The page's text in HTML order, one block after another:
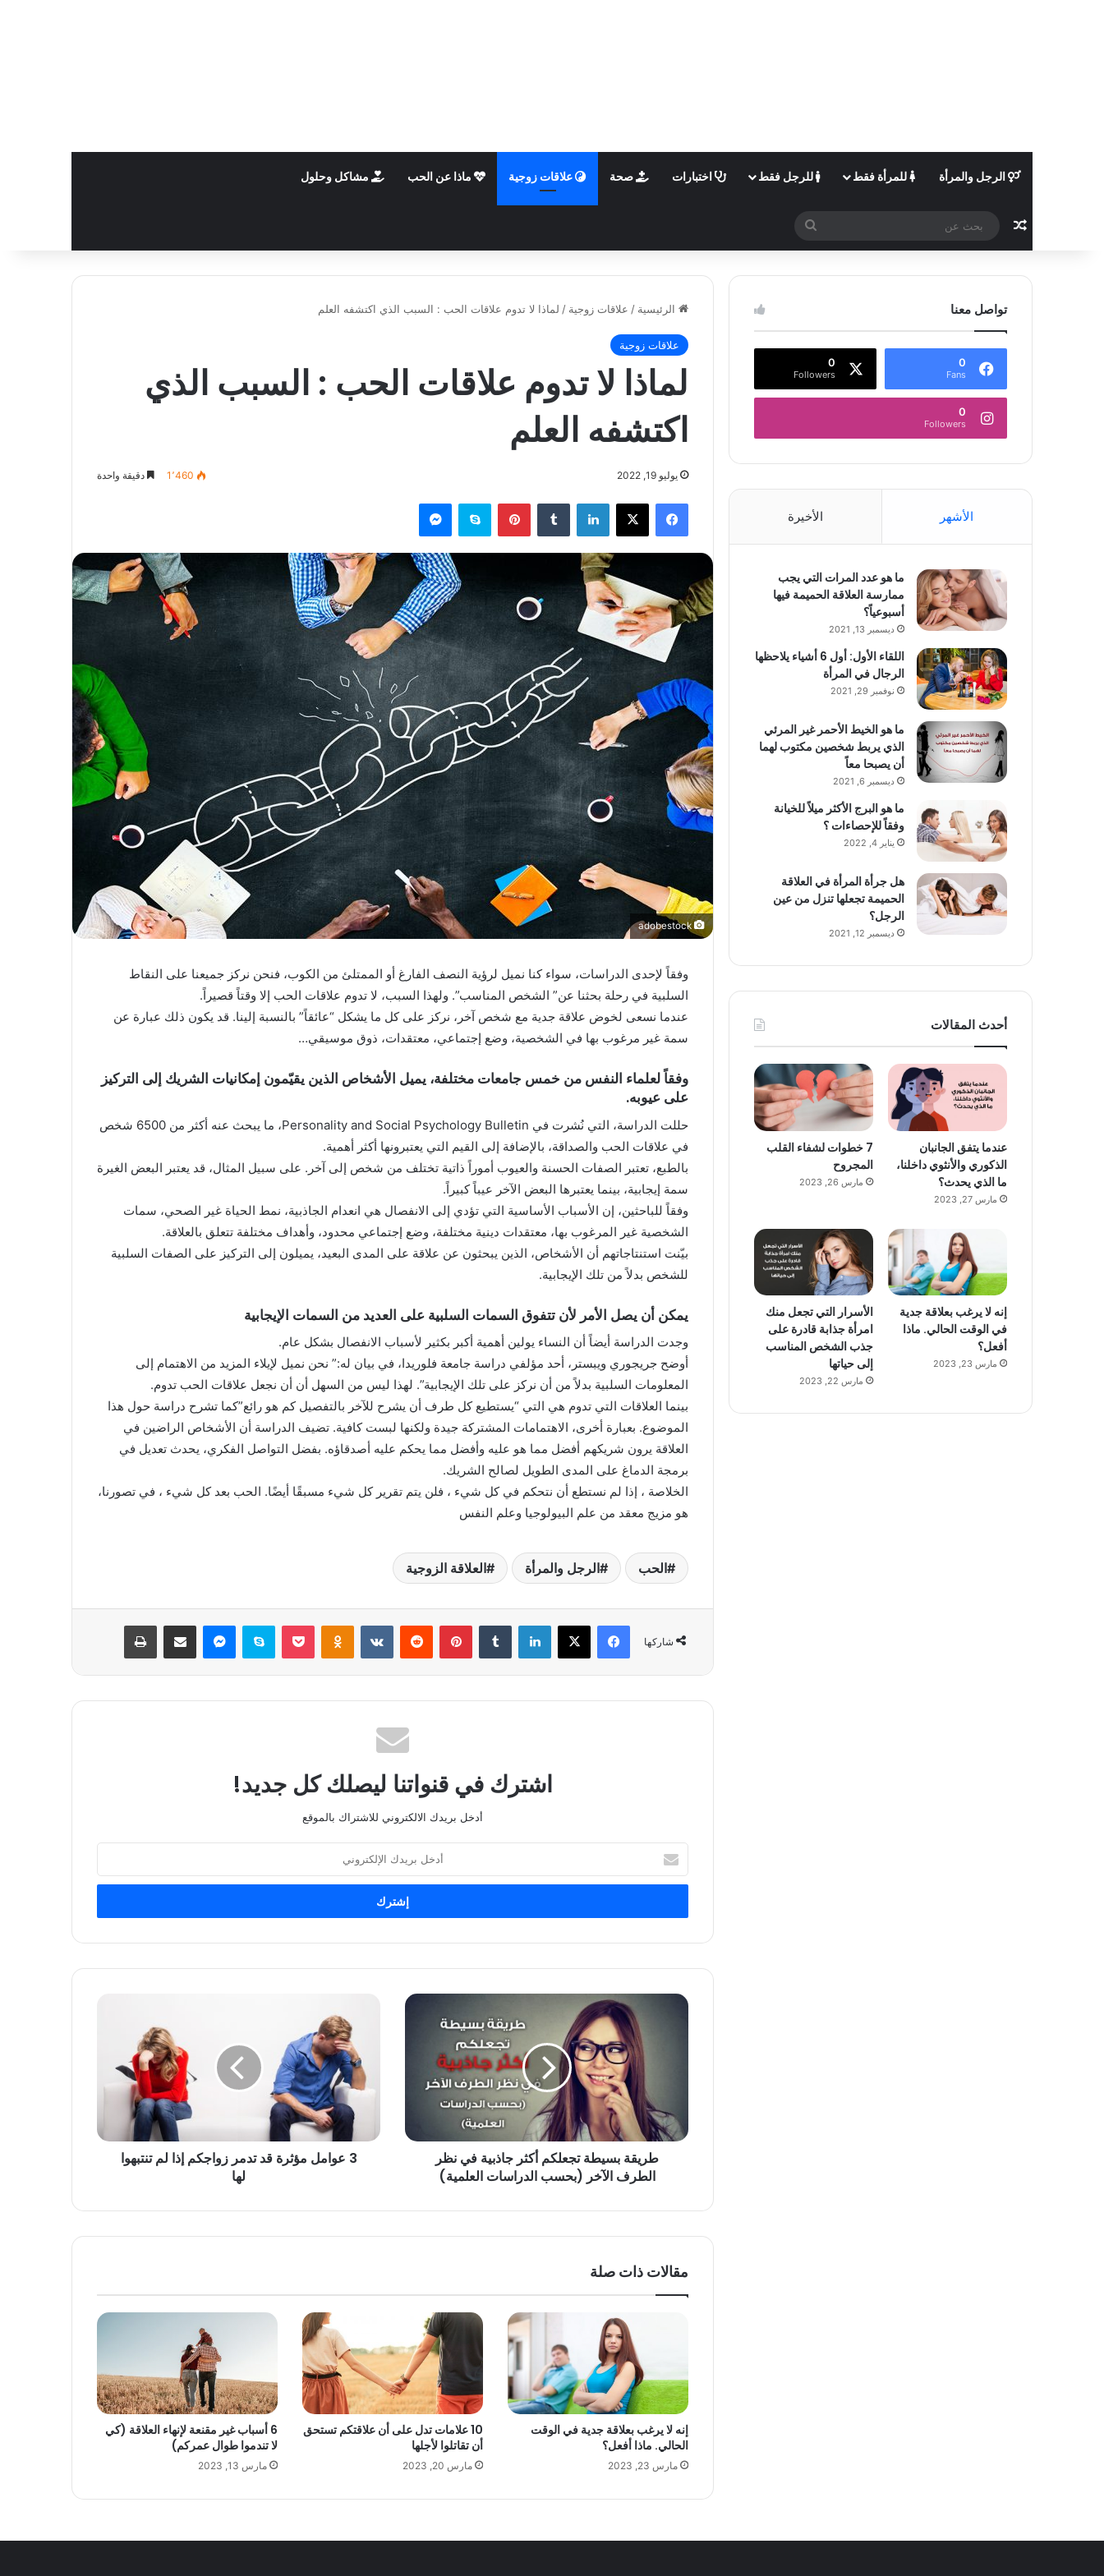
الرجل والمرأة للمرأة فقط للرجل فقط اختبارات صحة علاقات زوجية ماذا عن الحب مشاكل وحلول
مقال عشوائي
بحث
عن
الرئيسية / علاقات زوجية / لماذا لا تدوم علاقات الحب : السبب الذي اكتشفه العلم
علاقات زوجية
لماذا لا تدوم علاقات الحب : السبب الذي
اكتشفه العلم
يوليو 19, 2022 1٬460 دقيقة واحدة
فيسبوك X لينكدإن بينتيريستسكايب ماسنجر
وفقاً لإحدى الدراسات، سواء كنا نميل لرؤية النصف الفارغ أو الممتلئ من الكوب، فنحن نركز جميعنا على النقاط
السلبية في رحلة بحثنا عن” الشخص المناسب”. ولهذا السبب، لا تدوم علاقات الحب إلا وقتاً قصيراً.
عندما نسعى لخوض علاقة جدية مع شخص آخر، نركز على كل ما يشكل “عائقاً” بالنسبة إلينا. قد يكون ذلك عبارة عن
سمة غير مرغوب بها في الشخصية، وضع إجتماعي، معتقدات، ذوق موسيقي…
وفقاً لعلماء النفس من خمس جامعات مختلفة، يميل الأشخاص الذين يقيّمون إمكانيات الشريك إلى التركيز
على عيوبه.
حللت الدراسة، التي نُشرت في Personality and Social Psychology Bulletin، ما يبحث عنه أكثر من 6500 شخص
في علاقات الحب والصداقة، بالإضافة إلى القيم التي يعتبرونها أكثر أهمية.
بالطبع، تعتبر الصفات الحسنة والعيوب أموراً ذاتية تختلف من شخص إلى آخر. على سبيل المثال، قد يعتبر البعض الغيرة
سمة إيجابية، بينما يعتبرها البعض الآخر عيباً كبيراً.
وفقاً للباحثين، إن الأسباب الأساسية التي تؤدي إلى الانفصال هي انعدام الجاذبية، نمط الحياة غير الصحي، سمات
الشخصية غير المرغوب بها، معتقدات دينية مختلفة، وضع إجتماعي محدود، وأهداف مختلفة تتعلق بالعلاقة.
بيّنت استنتاجاتهم أن الأشخاص، الذين يبحثون عن علاقة على المدى البعيد، يميلون إلى التركيز على الصفات السلبية
للشخص بدلاً من تلك الإيجابية.
يمكن أن يصل الأمر لأن تتفوق السمات السلبية على العديد من السمات الإيجابية
وجدت الدراسة أيضاً أن النساء يولين أهمية أكبر بكثير لأسباب الانفصال بشكل عام.
أوضح جريجوري ويبستر، أحد مؤلفي دراسة جامعة فلوريدا، في بيان له:” نحن نميل لإيلاء المزيد من الاهتمام إلى
المعلومات السلبية بدلاً من أن نركز على تلك الإيجابية”. لهذا ليس من السهل أن أن نجعل علاقات الحب تدوم.
بينما العلاقات التي تدوم هي التي “يستطيع كل طرف أن يشرح للآخر بالتفصيل كم هو رائع”كما تشرح دراسة حول هذا
الموضوع. بعبارة أخرى، الاهتمامات المشتركة جيدة ولكنها لبست كافية. تضيف الدراسة أن الأشخاص الراضين في
العلاقة يرون شريكهم أفضل مما هو عليه وأفضل مما يحكم عليه أصدقاؤه. بفضل التواصل الفكري، يحدث تعديل في
برمجة الدماغ على المدى الطويل لصالح الشريك.
الخلاصة ، إذا لم نستطع أن نتحكم في كل شيء ، فلن يتم تقرير كل شيء مسبقًا أيضًا. الحب بعد كل شيء ، في تصورنا،
هو مزيج معقد من علم البيولوجيا وعلم النفس
الحب الرجل والمرأة العلاقة الزوجية
شاركها
فيسبوك X لينكدإن بينتيريست Odnoklassniki
بوكيت سكايب ماسنجر مشاركة عبر البريد طباعة
اشترك في قنواتنا ليصلك كل جديد!
أدخل بريدك الالكتروني للاشتراك بالموقع
بريدك
الإلكتروني
طريقة بسيطة تجعلكم أكثر جاذبية في نظر
الطرف الآخر (بحسب الدراسات العلمية)
3 عوامل مؤثرة قد تدمر زواجكم إذا لم تنتبهوا
لها
مقالات ذات صلة
إنه لا يرغب بعلاقة جدية في الوقت
الحالي. ماذا أفعل؟
مارس 23, 2023
10 علامات تدل على أن علاقتكم تستحق
أن تقاتلوا لأجلها
مارس 20, 2023
6 أسباب غير مقنعة لإنهاء العلاقة (كي
لا تندموا طوال عمركم)
مارس 13, 2023
تواصل معنا
0
Fans
0
Followers
0
Followers
الأشهر الأخيرة
ما هو عدد المرات التي يجب
ممارسة العلاقة الحميمة فيها
أسبوعياً؟
ديسمبر 13, 2021
اللقاء الأول: أول 6 أشياء يلاحظها
الرجال في المرأة
نوفمبر 29, 2021
ما هو الخيط الأحمر غير المرئي
الذي يربط شخصين مكتوب لهما
أن يصبحا معاً
ديسمبر 6, 2021
ما هو البرج الأكثر ميلاً للخيانة
وفقاً للإحصاءات ؟
يناير 4, 2022
هل جرأة المرأة في العلاقة
الحميمة تجعلها تنزل من عين
الرجل؟
ديسمبر 12, 2021
أحدث المقالات
عندما يتفق الجانبان
الذكوري والأنثوي داخلنا،
ما الذي يحدث؟
مارس 27, 2023
7 خطوات لشفاء القلب
المجروح
مارس 26, 2023
إنه لا يرغب بعلاقة جدية
في الوقت الحالي. ماذا
أفعل؟
مارس 23, 2023
الأسرار التي تجعل منك
امرأة جذابة قادرة على
جذب الشخص المناسب
إلى حياتها
مارس 22, 2023